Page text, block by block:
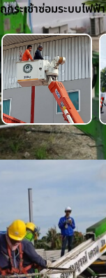
กระเช้าซ่อมระบบไฟฟ้า